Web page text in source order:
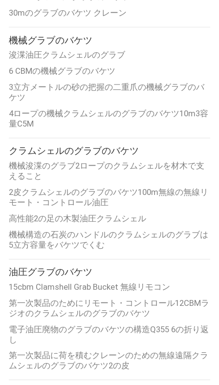
オ
VR
シ
ョ
ー
わ
た
し
た
ち
に
つ
い
て
工
場
ツ
30mのグラブのバケツ クレーン
機械グラブのバケツ
浚渫油圧クラムシェルのグラブ
6 CBMの機械グラブのバケツ
3立方メートルの砂の把握の二重爪の機械グラブのバ
ケツ
4ロープの機械クラムシェルのグラブのバケツ10m3容
量C5M
クラムシェルのグラブのバケツ
機械浚渫のグラブ2ロープのクラムシェルを材木で支
えること
2皮クラムシェルのグラブのバケツ100m無線の無線リ
モート・コントロール油圧
高性能2の足の木製油圧クラムシェル
機械構造の石炭のハンドルのクラムシェルのグラブは
5立方容量をバケツでくむ
油圧グラブのバケツ
15cbm Clamshell Grab Bucket 無線リモコン
第一次製品のためにリモート・コントロール12CBMラ
ジオのクラムシェルのグラブのバケツ
電子油圧廃物のグラブのバケツの構造Q355 6の折り返
し
第一次製品に荷を積むクレーンのための無線遠隔クラ
ムシェルのグラブのバケツ2の皮